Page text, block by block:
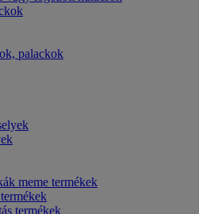
palackok
meme termékek
termékek